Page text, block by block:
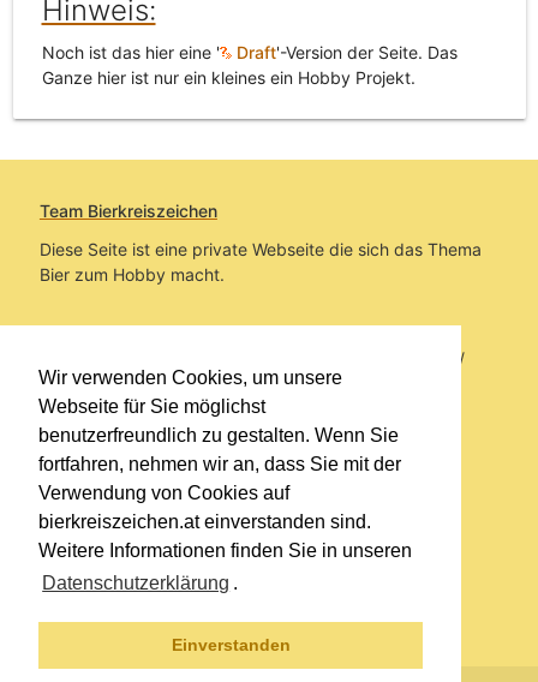
Wir verwenden Cookies, um unsere
Webseite für Sie möglichst
benutzerfreundlich zu gestalten. Wenn Sie
fortfahren, nehmen wir an, dass Sie mit der
Verwendung von Cookies auf
bierkreiszeichen.at einverstanden sind.
Weitere Informationen finden Sie in unseren
Datenschutzerklärung .
Einverstanden
Hinweis:
Noch ist das hier eine ' Draft'-Version der Seite. Das
Ganze hier ist nur ein kleines ein Hobby Projekt.
Team Bierkreiszeichen
Diese Seite ist eine private Webseite die sich das Thema
Bier zum Hobby macht.
Sie befinden sich auf https://www.bierkreiszeichen.at/
im Pfad:Übers Bier/Bierlokale
Erstellt: 2026-08-06
Links
Impressum
Datenschutzerklärung